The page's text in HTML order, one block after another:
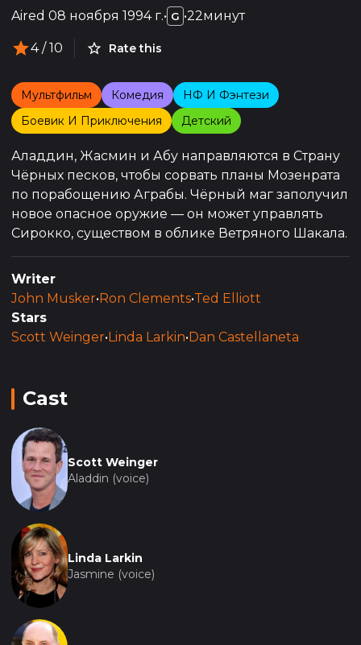
Aired 08 ноября 1994 г.• G •22минут
4/ 10 Rate this
Мультфильм Комедия
НФ И Фэнтези
Боевик И Приключения
Детский
Аладдин, Жасмин и Абу направляются в Страну
Чёрных песков, чтобы сорвать планы Мозенрата
по порабощению Аграбы. Чёрный маг заполучил
новое опасное оружие — он может управлять
Сирокко, существом в облике Ветряного Шакала.
Writer
John Musker• Ron Clements•Ted Elliott
Stars
Scott Weinger• Linda Larkin• Dan Castellaneta
Cast
Scott Weinger
Aladdin (voice)
Linda Larkin
Jasmine (voice)